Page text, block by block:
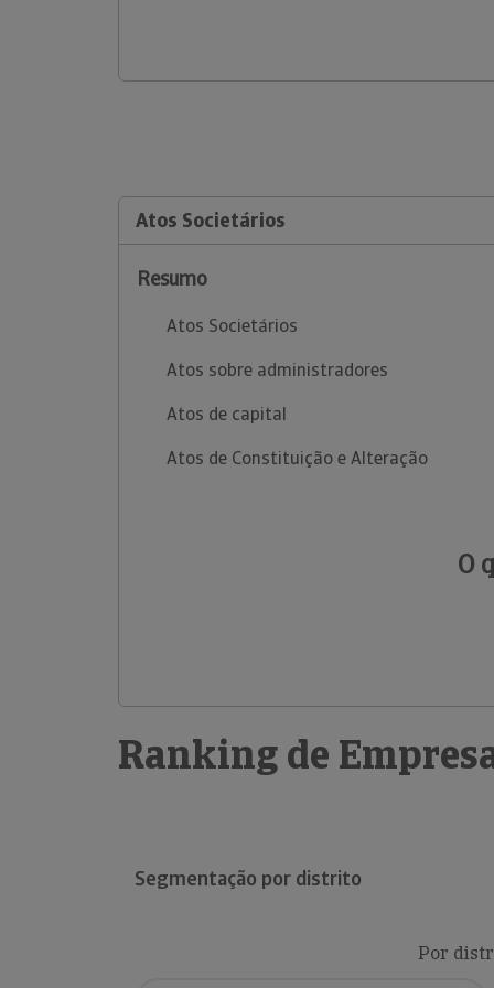
Atos Societários
Resumo
Atos Societários
Atos sobre administradores
Atos de capital
Atos de Constituição e Alteração
O
Ranking de
Segmentação por distrito
Por